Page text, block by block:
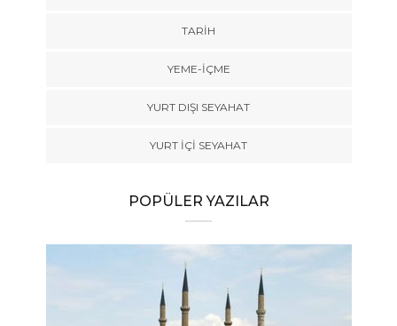
TARİH
YEME-İÇME
YURT DIŞI SEYAHAT
YURT İÇİ SEYAHAT
POPÜLER YAZILAR